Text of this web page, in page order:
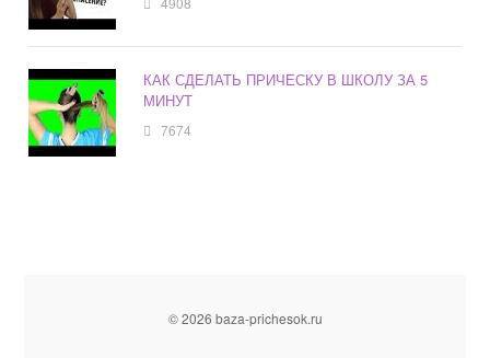
КАК СДЕЛАТЬ ПРИЧЕСКУ В ШКОЛУ ЗА 5
МИНУТ
7674
© 2026 baza-prichesok.ru